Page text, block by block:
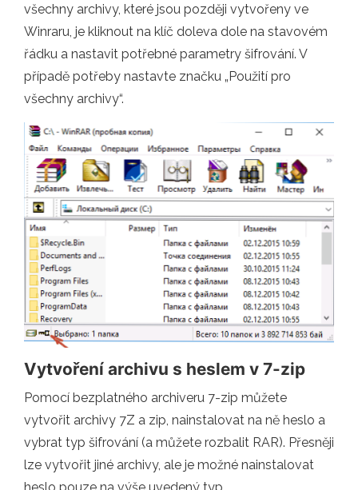
všechny archivy, které jsou později vytvořeny ve
Winraru, je kliknout na klíč doleva dole na stavovém
řádku a nastavit potřebné parametry šifrování. V
případě potřeby nastavte značku „Použití pro
všechny archivy“.
Vytvoření archivu s heslem v 7-zip
Pomocí bezplatného archiveru 7-zip můžete
vytvořit archivy 7Z a zip, nainstalovat na ně heslo a
vybrat typ šifrování (a můžete rozbalit RAR). Přesněji
lze vytvořit jiné archivy, ale je možné nainstalovat